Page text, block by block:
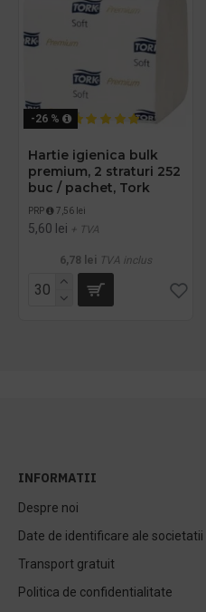
-26 %
Hartie igienica bulk
premium, 2 straturi 252
buc / pachet, Tork
PRP 7,56 lei
5,60 lei + TVA
6,78 lei TVA inclus
INFORMATII
Despre noi
Date de identificare ale societatii
Transport gratuit
Politica de confidentialitate